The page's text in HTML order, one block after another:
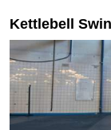
Kettlebell